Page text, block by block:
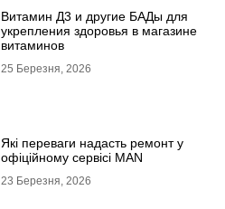
Витамин Д3 и другие БАДы для
укрепления здоровья в магазине
витаминов
25 Березня, 2026
Які переваги надасть ремонт у
офіційному сервісі MAN
23 Березня, 2026